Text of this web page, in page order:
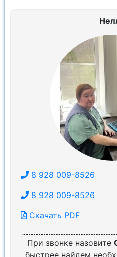
8 928 009-8526
8 928 009-8526
Скачать PDF
При звонке назовите
быстрее найдем